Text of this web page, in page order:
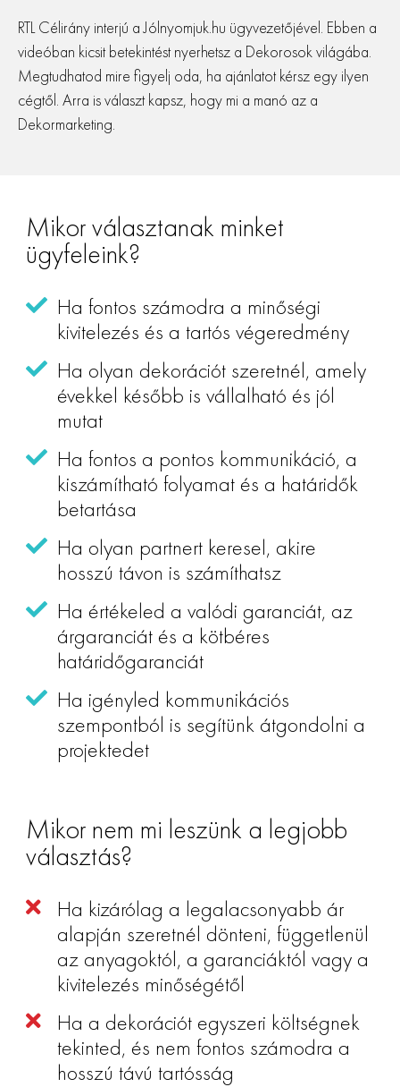
RTL Célirány interjú a Jólnyomjuk.hu ügyvezetőjével. Ebben a
videóban kicsit betekintést nyerhetsz a Dekorosok világába.
Megtudhatod mire figyelj oda, ha ajánlatot kérsz egy ilyen
cégtől. Arra is választ kapsz, hogy mi a manó az a
Dekormarketing.
Mikor választanak minket
ügyfeleink?
Ha fontos számodra a minőségi
kivitelezés és a tartós végeredmény
Ha olyan dekorációt szeretnél, amely
évekkel később is vállalható és jól
mutat
Ha fontos a pontos kommunikáció, a
kiszámítható folyamat és a határidők
betartása
Ha olyan partnert keresel, akire
hosszú távon is számíthatsz
Ha értékeled a valódi garanciát, az
árgaranciát és a kötbéres
határidőgaranciát
Ha igényled kommunikációs
szempontból is segítünk átgondolni a
projektedet
Mikor nem mi leszünk a legjobb
választás?
Ha kizárólag a legalacsonyabb ár
alapján szeretnél dönteni, függetlenül
az anyagoktól, a garanciáktól vagy a
kivitelezés minőségétől
Ha a dekorációt egyszeri költségnek
tekinted, és nem fontos számodra a
hosszú távú tartósság